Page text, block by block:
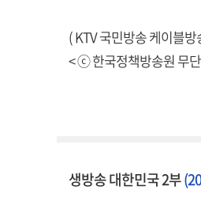
( KTV 국민방송 케이블
< ⓒ 한국정책방송원 무
생방송 대한민국 2부